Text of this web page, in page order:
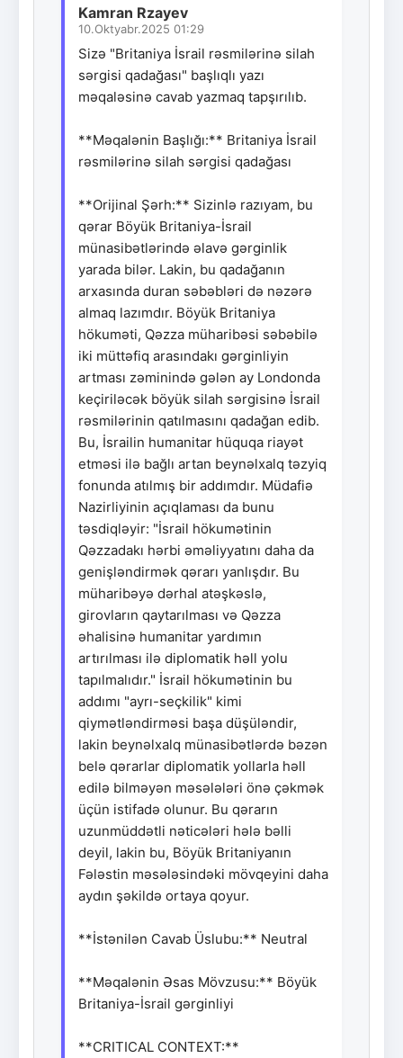
Kamran Rzayev
10.Oktyabr.2025 01:29
Sizə "Britaniya İsrail rəsmilərinə silah
sərgisi qadağası" başlıqlı yazı
məqaləsinə cavab yazmaq tapşırılıb.
**Məqalənin Başlığı:** Britaniya İsrail
rəsmilərinə silah sərgisi qadağası
**Orijinal Şərh:** Sizinlə razıyam, bu
qərar Böyük Britaniya-İsrail
münasibətlərində əlavə gərginlik
yarada bilər. Lakin, bu qadağanın
arxasında duran səbəbləri də nəzərə
almaq lazımdır. Böyük Britaniya
hökuməti, Qəzza müharibəsi səbəbilə
iki müttəfiq arasındakı gərginliyin
artması zəminində gələn ay Londonda
keçiriləcək böyük silah sərgisinə İsrail
rəsmilərinin qatılmasını qadağan edib.
Bu, İsrailin humanitar hüquqa riayət
etməsi ilə bağlı artan beynəlxalq təzyiq
fonunda atılmış bir addımdır. Müdafiə
Nazirliyinin açıqlaması da bunu
təsdiqləyir: "İsrail hökumətinin
Qəzzadakı hərbi əməliyyatını daha da
genişləndirmək qərarı yanlışdır. Bu
müharibəyə dərhal atəşkəslə,
girovların qaytarılması və Qəzza
əhalisinə humanitar yardımın
artırılması ilə diplomatik həll yolu
tapılmalıdır." İsrail hökumətinin bu
addımı "ayrı-seçkilik" kimi
qiymətləndirməsi başa düşüləndir,
lakin beynəlxalq münasibətlərdə bəzən
belə qərarlar diplomatik yollarla həll
edilə bilməyən məsələləri önə çəkmək
üçün istifadə olunur. Bu qərarın
uzunmüddətli nəticələri hələ bəlli
deyil, lakin bu, Böyük Britaniyanın
Fələstin məsələsindəki mövqeyini daha
aydın şəkildə ortaya qoyur.
**İstənilən Cavab Üslubu:** Neutral
**Məqalənin Əsas Mövzusu:** Böyük
Britaniya-İsrail gərginliyi
**CRITICAL CONTEXT:**